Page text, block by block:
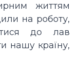
життям
на роботу,
до лав
нашу країну,